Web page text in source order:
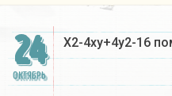
24
ОКТЯБРЬ
Х2-4ху+4у2-16